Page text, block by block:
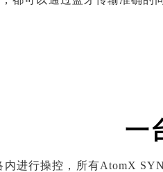
一
内进行操控，所有AtomX